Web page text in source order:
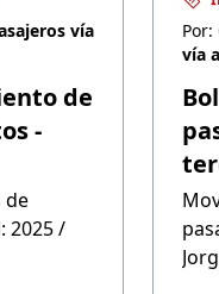
vía
de
-
de
2025 /
vía